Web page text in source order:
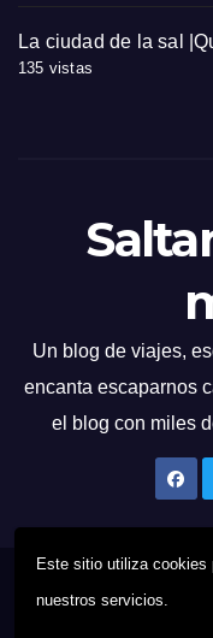
Este sitio utiliza cookies
nuestros servicios.
La ciudad de la sal
135 vistas
Un blog de viajes,
encanta escaparnos
el blog con miles
Funciona gracias a